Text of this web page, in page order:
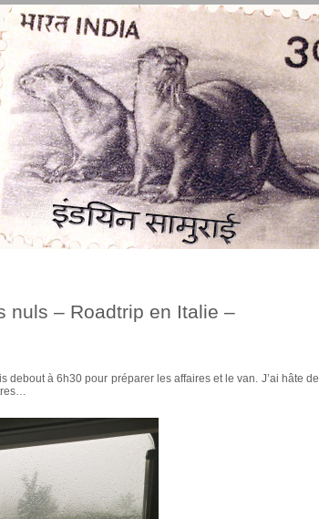
nuls – Roadtrip en Italie –
à 6h30 pour préparer les affaires et le van. J’ai hâte de